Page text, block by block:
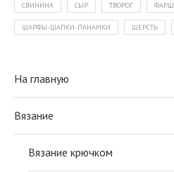
СВИНИНА СЫР ТВОРОГ ФАРШ
ШАРФЫ-ШАПКИ-ПАНАМКИ ШЕРСТЬ
На главную
Вязание
Вязание крючком